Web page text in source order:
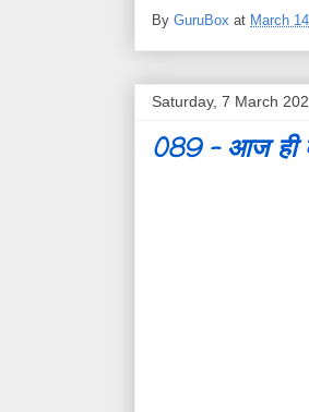
By GuruBox at March
Saturday, 7 March
089 - आज ही